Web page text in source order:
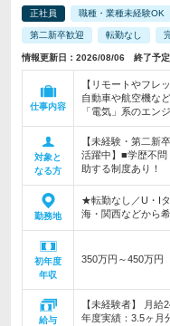
正社員 職種・業種未経験OK
第二新卒歓迎 転勤なし
情報更新日：2026/08/06 終了予
仕事内容
【リモートやフレ
自動車や航空機な
「電気」系のエン
対象と
なる方
【未経験・第二新
活躍中】■学歴不
助する制度あり！
勤務地
★転勤なし／U・I
海・関西などから
初年度
年収
350万円～450万円
給与
【未経験者】 月
年度実績：3.5ヶ月